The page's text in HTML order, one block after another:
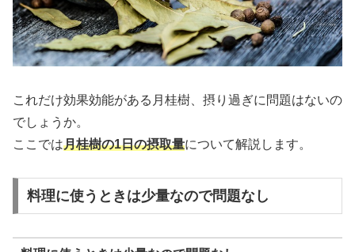
これだけ効果効能がある月桂樹、摂り過ぎに問題はないの
でしょうか。
ここでは月桂樹の1日の摂取量について解説します。
料理に使うときは少量なので問題なし